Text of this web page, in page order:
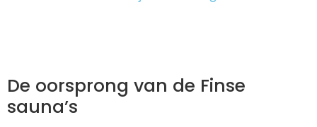
De oorsprong van de Finse
sauna’s